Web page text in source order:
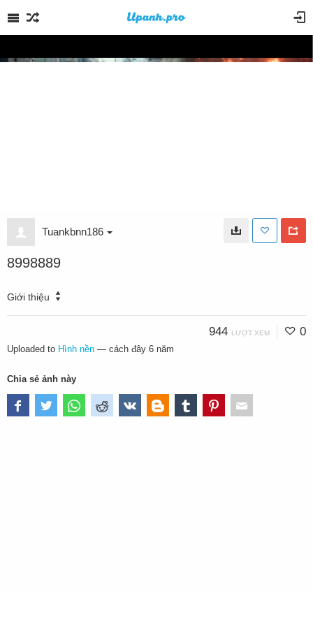
Tuankbnn186
8998889
Giới thiệu
944 LƯỢT XEM 0
Uploaded to Hình nền — cách đây 6 năm
Chia sẻ ảnh này